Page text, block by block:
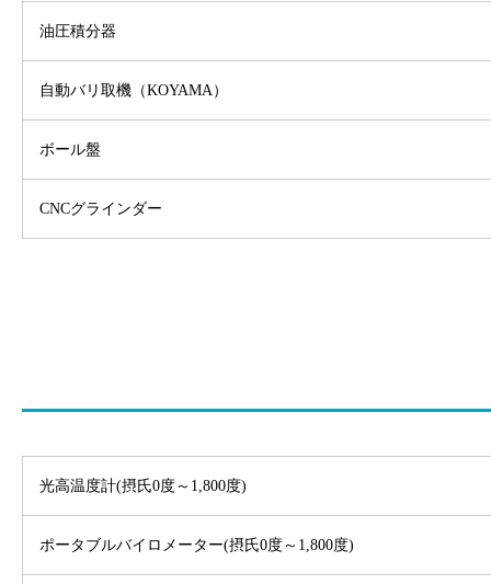
油圧積分器
自動バリ取機（KOYAMA）
ボール盤
CNCグラインダー
光高温度計(摂氏0度～1,800度)
ポータブルバイロメーター(摂氏0度～1,800度)